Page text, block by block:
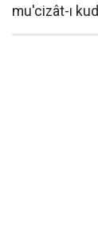
mu'cizât-ı